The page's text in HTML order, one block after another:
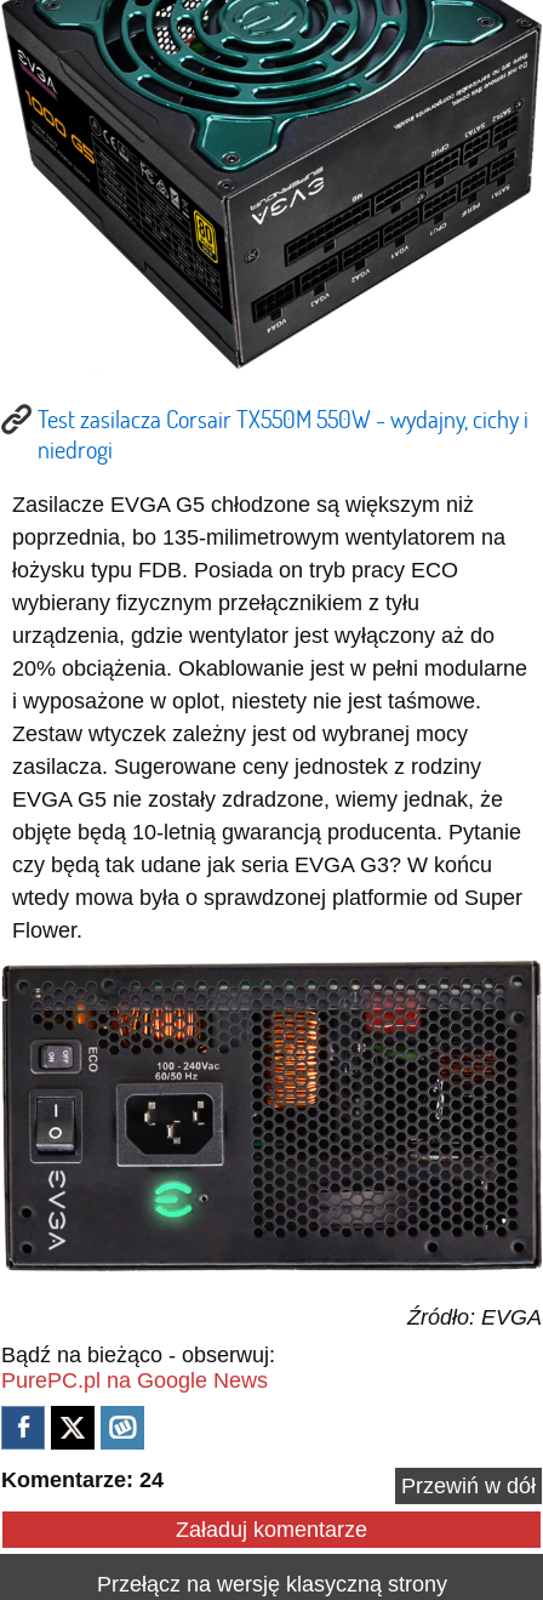
Test zasilacza Corsair TX550M 550W - wydajny, cichy i
niedrogi
Zasilacze EVGA G5 chłodzone są większym niż
poprzednia, bo 135-milimetrowym wentylatorem na
łożysku typu FDB. Posiada on tryb pracy ECO
wybierany fizycznym przełącznikiem z tyłu
urządzenia, gdzie wentylator jest wyłączony aż do
20% obciążenia. Okablowanie jest w pełni modularne
i wyposażone w oplot, niestety nie jest taśmowe.
Zestaw wtyczek zależny jest od wybranej mocy
zasilacza. Sugerowane ceny jednostek z rodziny
EVGA G5 nie zostały zdradzone, wiemy jednak, że
objęte będą 10-letnią gwarancją producenta. Pytanie
czy będą tak udane jak seria EVGA G3? W końcu
wtedy mowa była o sprawdzonej platformie od Super
Flower.
Źródło: EVGA
Bądź na bieżąco - obserwuj:
PurePC.pl na Google News
Komentarze: 24
Przewiń w dół
Załaduj komentarze
Przełącz na wersję klasyczną strony